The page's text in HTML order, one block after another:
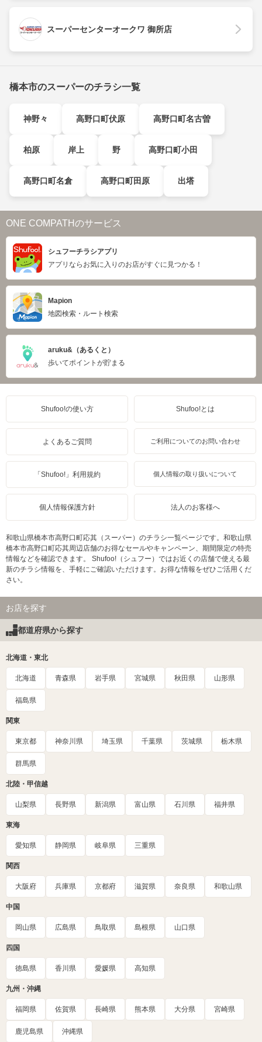
スーパーセンターオークワ 御所店
橋本市のスーパーのチラシ一覧
神野々 高野口町伏原 高野口町名古曽
柏原 岸上 野 高野口町小田
高野口町名倉 高野口町田原 出塔
ONE COMPATHのサービス
シュフーチラシアプリ
アプリならお気に入りのお店がすぐに見つかる！
Mapion
地図検索・ルート検索
aruku&（あるくと）
歩いてポイントが貯まる
Shufoo!の使い方 Shufoo!とは
よくあるご質問 ご利用についてのお問い合わせ
「Shufoo!」利用規約 個人情報の取り扱いについて
個人情報保護方針 法人のお客様へ
和歌山県橋本市高野口町応其（スーパー）のチラシ一覧ページです。和歌山県
橋本市高野口町応其周辺店舗のお得なセールやキャンペーン、期間限定の特売
情報などを確認できます。 Shufoo!（シュフー）ではお近くの店舗で使える最
新のチラシ情報を、手軽にご確認いただけます。お得な情報をぜひご活用くだ
さい。
お店を探す
都道府県から探す
北海道・東北
北海道 青森県 岩手県 宮城県 秋田県 山形県
福島県
関東
東京都 神奈川県 埼玉県 千葉県 茨城県 栃木県
群馬県
北陸・甲信越
山梨県 長野県 新潟県 富山県 石川県 福井県
東海
愛知県 静岡県 岐阜県 三重県
関西
大阪府 兵庫県 京都府 滋賀県 奈良県 和歌山県
中国
岡山県 広島県 鳥取県 島根県 山口県
四国
徳島県 香川県 愛媛県 高知県
九州・沖縄
福岡県 佐賀県 長崎県 熊本県 大分県 宮崎県
鹿児島県 沖縄県